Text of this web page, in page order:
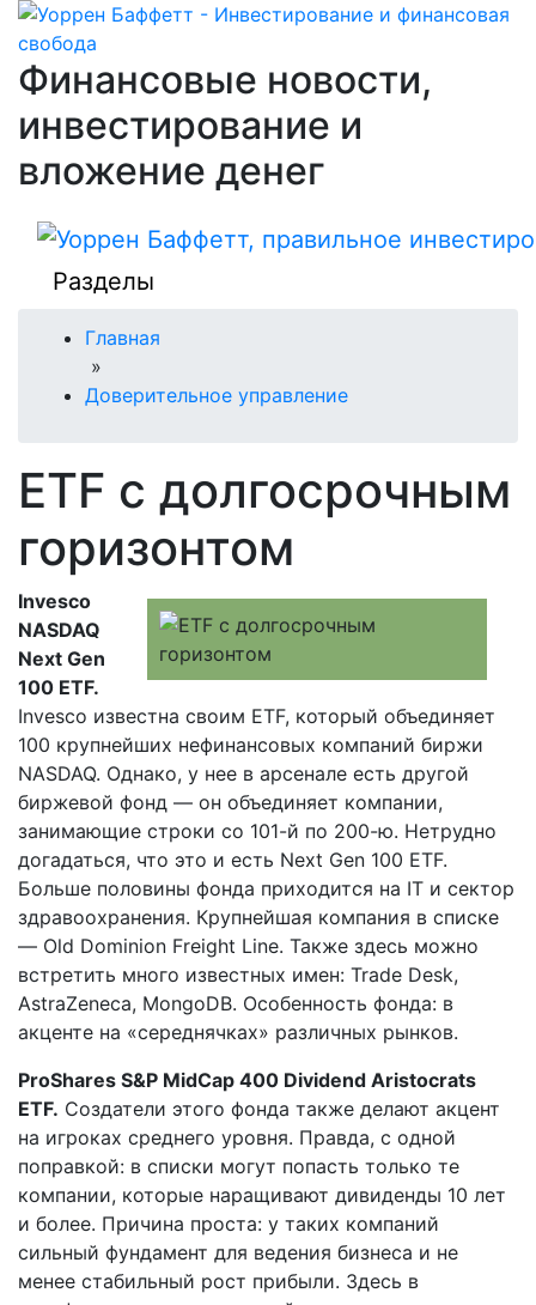
Финансовые новости,
инвестирование и
вложение денег
Разделы
Главная
»
Доверительное управление
ETF с долгосрочным
горизонтом
Invesco
NASDAQ
Next Gen
100 ETF.
Invesco известна своим ETF, который объединяет
100 крупнейших нефинансовых компаний биржи
NASDAQ. Однако, у нее в арсенале есть другой
биржевой фонд — он объединяет компании,
занимающие строки со 101-й по 200-ю. Нетрудно
догадаться, что это и есть Next Gen 100 ETF.
Больше половины фонда приходится на IT и сектор
здравоохранения. Крупнейшая компания в списке
— Old Dominion Freight Line. Также здесь можно
встретить много известных имен: Trade Desk,
AstraZeneca, MongoDB. Особенность фонда: в
акценте на «середнячках» различных рынков.
ProShares S&P MidCap 400 Dividend Aristocrats
ETF. Создатели этого фонда также делают акцент
на игроках среднего уровня. Правда, с одной
поправкой: в списки могут попасть только те
компании, которые наращивают дивиденды 10 лет
и более. Причина проста: у таких компаний
сильный фундамент для ведения бизнеса и не
менее стабильный рост прибыли. Здесь в